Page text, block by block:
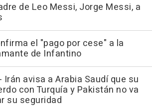
de Leo Messi, Jorge Messi, a
el "pago por cese" a la
de Infantino
Irán avisa a Arabia Saudí que su
con Turquía y Pakistán no va
su seguridad